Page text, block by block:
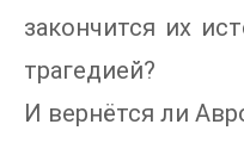
закончится их
трагедией?
И вернётся ли